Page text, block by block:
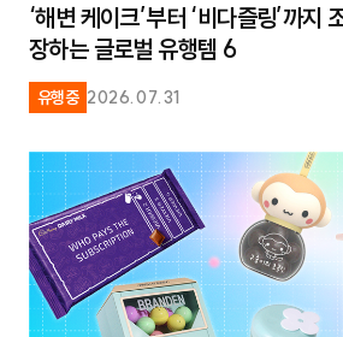
‘해변 케이크’부터 ‘비다즐링’까
장하는 글로벌 유행템 6
유행중 2026.07.31